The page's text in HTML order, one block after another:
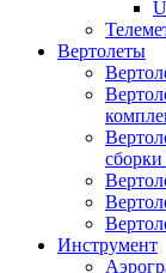
Вертолеты
Инструмент